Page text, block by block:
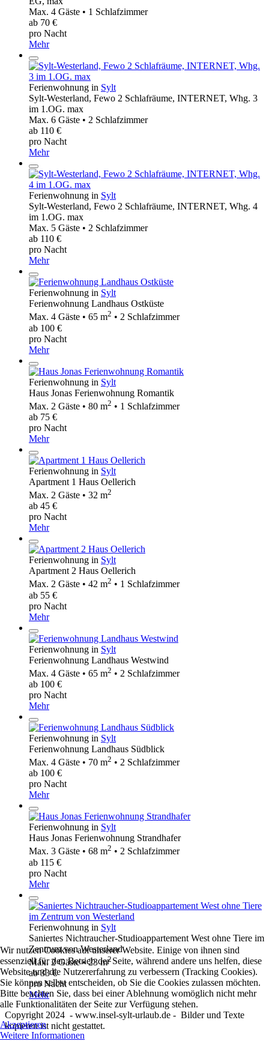
Max. 4 Gäste • 1 Schlafzimmer
ab 70 €
pro Nacht
Mehr
Ferienwohnung in Sylt
Sylt-Westerland, Fewo 2 Schlafräume, INTERNET, Whg. 3
im 1.OG. max
Max. 6 Gäste • 2 Schlafzimmer
ab 110 €
pro Nacht
Mehr
Ferienwohnung in Sylt
Sylt-Westerland, Fewo 2 Schlafräume, INTERNET, Whg. 4
im 1.OG. max
Max. 5 Gäste • 2 Schlafzimmer
ab 110 €
pro Nacht
Mehr
Ferienwohnung in Sylt
Ferienwohnung Landhaus Ostküste
Max. 4 Gäste • 65 m2 • 2 Schlafzimmer
ab 100 €
pro Nacht
Mehr
Ferienwohnung in Sylt
Haus Jonas Ferienwohnung Romantik
Max. 2 Gäste • 80 m2 • 1 Schlafzimmer
ab 75 €
pro Nacht
Mehr
Ferienwohnung in Sylt
Apartment 1 Haus Oellerich
Max. 2 Gäste • 32 m2
ab 45 €
pro Nacht
Mehr
Ferienwohnung in Sylt
Apartment 2 Haus Oellerich
Max. 2 Gäste • 42 m2 • 1 Schlafzimmer
ab 55 €
pro Nacht
Mehr
Ferienwohnung in Sylt
Ferienwohnung Landhaus Westwind
Max. 4 Gäste • 65 m2 • 2 Schlafzimmer
ab 100 €
pro Nacht
Mehr
Ferienwohnung in Sylt
Ferienwohnung Landhaus Südblick
Max. 4 Gäste • 70 m2 • 2 Schlafzimmer
ab 100 €
pro Nacht
Mehr
Ferienwohnung in Sylt
Haus Jonas Ferienwohnung Strandhafer
Max. 3 Gäste • 68 m2 • 2 Schlafzimmer
ab 115 €
pro Nacht
Mehr
Ferienwohnung in Sylt
Saniertes Nichtraucher-Studioappartement West ohne Tiere im
Zentrum von Westerland
Max. 2 Gäste • 23 m2
ab 33 €
pro Nacht
Mehr
Copyright 2024 - www.insel-sylt-urlaub.de - Bilder und Texte
kopieren ist nicht gestattet.
Wir nutzen Cookies auf unserer Website. Einige von ihnen sind
essenziell für den Betrieb der Seite, während andere uns helfen, diese
Website und die Nutzererfahrung zu verbessern (Tracking Cookies).
Sie können selbst entscheiden, ob Sie die Cookies zulassen möchten.
Bitte beachten Sie, dass bei einer Ablehnung womöglich nicht mehr
alle Funktionalitäten der Seite zur Verfügung stehen.
Akzeptieren
Weitere Informationen